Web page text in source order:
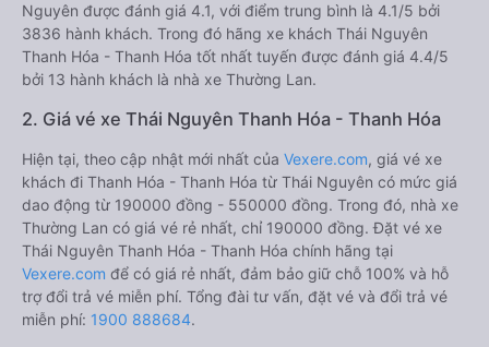
Nguyên được đánh giá 4.1, với điểm trung bình là 4.1/5 bởi
3836 hành khách. Trong đó hãng xe khách Thái Nguyên
Thanh Hóa - Thanh Hóa tốt nhất tuyến được đánh giá 4.4/5
bởi 13 hành khách là nhà xe Thường Lan.
2. Giá vé xe Thái Nguyên Thanh Hóa - Thanh Hóa
Hiện tại, theo cập nhật mới nhất của Vexere.com, giá vé xe
khách đi Thanh Hóa - Thanh Hóa từ Thái Nguyên có mức giá
dao động từ 190000 đồng - 550000 đồng. Trong đó, nhà xe
Thường Lan có giá vé rẻ nhất, chỉ 190000 đồng. Đặt vé xe
Thái Nguyên Thanh Hóa - Thanh Hóa chính hãng tại
Vexere.com để có giá rẻ nhất, đảm bảo giữ chỗ 100% và hỗ
trợ đổi trả vé miễn phí. Tổng đài tư vấn, đặt vé và đổi trả vé
miễn phí: 1900 888684.